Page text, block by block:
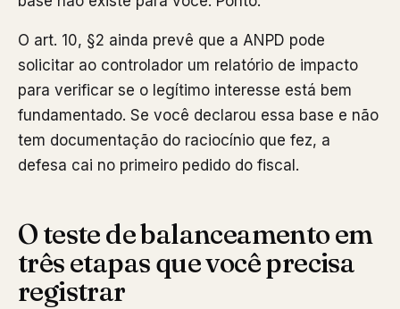
O art. 10, §2 ainda prevê que a ANPD pode
solicitar ao controlador um relatório de impacto
para verificar se o legítimo interesse está bem
fundamentado. Se você declarou essa base e não
tem documentação do raciocínio que fez, a
defesa cai no primeiro pedido do fiscal.
O teste de balanceamento em
três etapas que você precisa
registrar